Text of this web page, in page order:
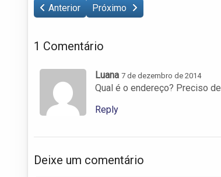
Anterior Próximo
1 Comentário
Luana 7 de dezembro de 2014
Qual é o endereço? Preciso
Reply
Deixe um comentário